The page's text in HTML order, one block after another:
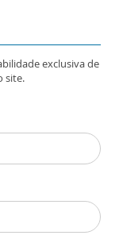
exclusiva de
site.